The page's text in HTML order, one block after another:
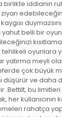
iddianın
belli bir
tehlikeli oyunlara
meyli
çok büyük
düşürür ve daha
Bettilt, bu limitleri
her
rahatça